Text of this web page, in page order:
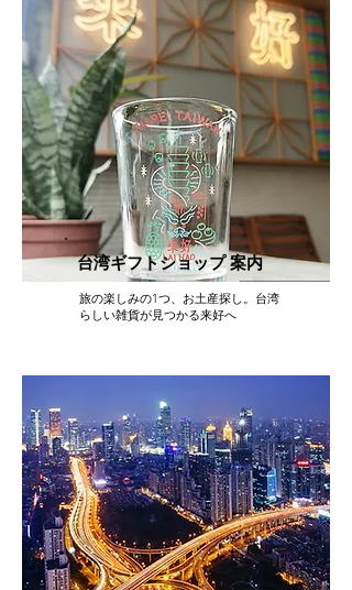
台湾ギフトショップ 案内
旅の楽しみの1つ、お土産探し。台湾
らしい雑貨が見つかる来好へ